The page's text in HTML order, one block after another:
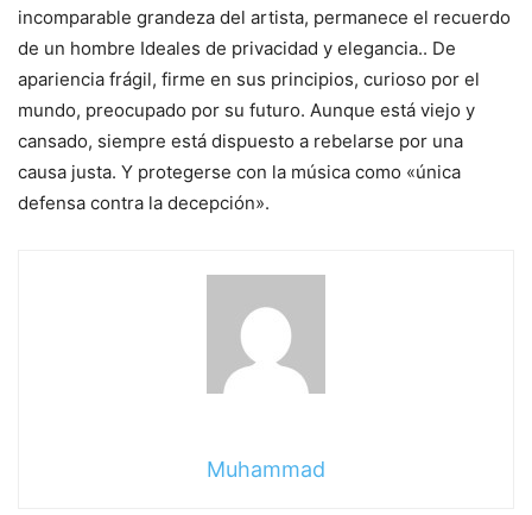
incomparable grandeza del artista, permanece el recuerdo
de un hombre Ideales de privacidad y elegancia.. De
apariencia frágil, firme en sus principios, curioso por el
mundo, preocupado por su futuro. Aunque está viejo y
cansado, siempre está dispuesto a rebelarse por una
causa justa. Y protegerse con la música como «única
defensa contra la decepción».
Muhammad